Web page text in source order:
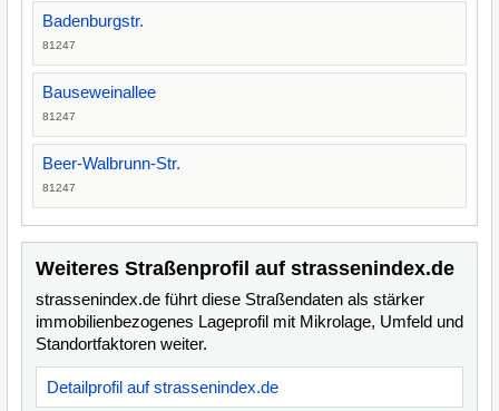
Badenburgstr.
81247
Bauseweinallee
81247
Beer-Walbrunn-Str.
81247
Weiteres Straßenprofil auf strassenindex.de
strassenindex.de führt diese Straßendaten als stärker
immobilienbezogenes Lageprofil mit Mikrolage, Umfeld und
Standortfaktoren weiter.
Detailprofil auf strassenindex.de